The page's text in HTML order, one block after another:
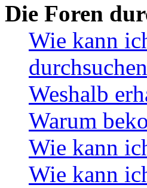
Die Foren
Wie kann
Weshalb
Warum
Wie kann
Wie kann